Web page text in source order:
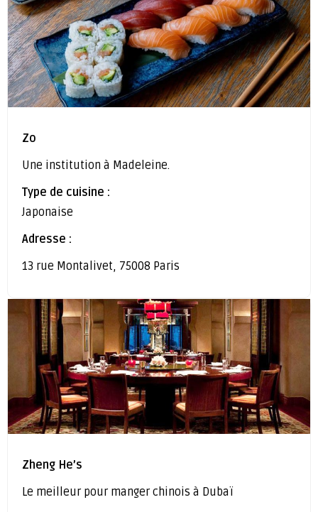
Zo
Une institution à Madeleine.
Type de cuisine :
Japonaise
Adresse :
13 rue Montalivet, 75008 Paris
Zheng He’s
Le meilleur pour manger chinois à Dubaï